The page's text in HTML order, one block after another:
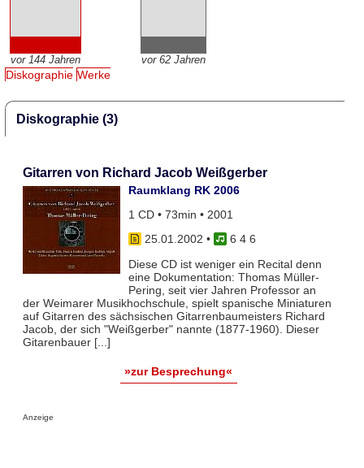
vor 144 Jahren vor 62 Jahren
Diskographie Werke
Diskographie (3)
Gitarren von Richard Jacob Weißgerber
Raumklang RK 2006
1 CD • 73min • 2001
25.01.2002 •
6 4 6
Diese CD ist weniger ein Recital denn
eine Dokumentation: Thomas Müller-
Pering, seit vier Jahren Professor an
der Weimarer Musikhochschule, spielt spanische Miniaturen
auf Gitarren des sächsischen Gitarrenbaumeisters Richard
Jacob, der sich "Weißgerber" nannte (1877-1960). Dieser
Gitarenbauer [...]
»zur Besprechung«
Anzeige